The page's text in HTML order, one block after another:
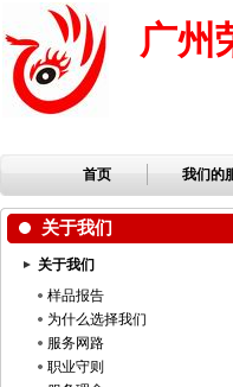
广州
首页 我们的
关于我们
关于我们
样品报告
为什么选择我们
服务网路
职业守则